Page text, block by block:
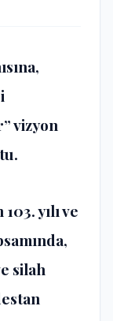
vizyon
yılı ve
silah